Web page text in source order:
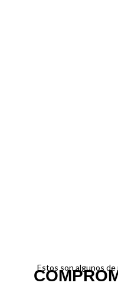
Estos son algunos